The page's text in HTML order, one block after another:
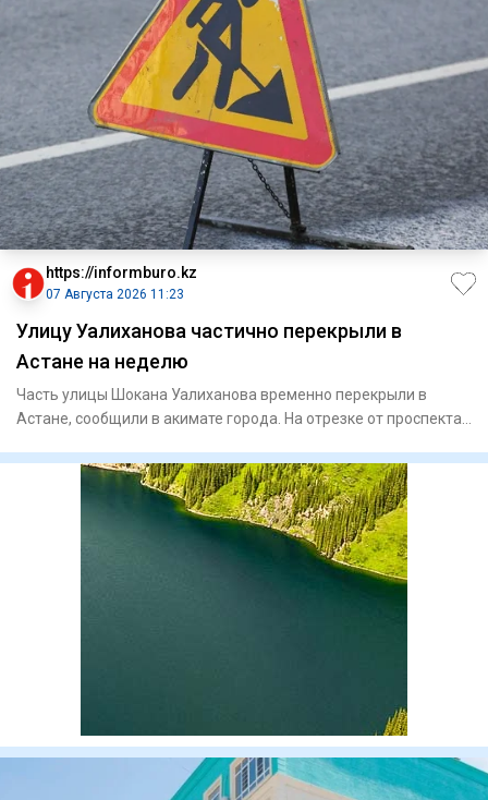
https://informburo.kz
07 Августа 2026 11:23
Улицу Уалиханова частично перекрыли в
Астане на неделю
Часть улицы Шокана Уалиханова временно перекрыли в
Астане, сообщили в акимате города. На отрезке от проспекта